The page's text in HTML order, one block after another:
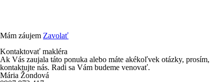
Mám záujem Zavolať
Kontaktovať makléra
Ak Vás zaujala táto ponuka alebo máte akékoľvek otázky, prosím,
kontaktujte nás. Radi sa Vám budeme venovať.
Mária Žondová